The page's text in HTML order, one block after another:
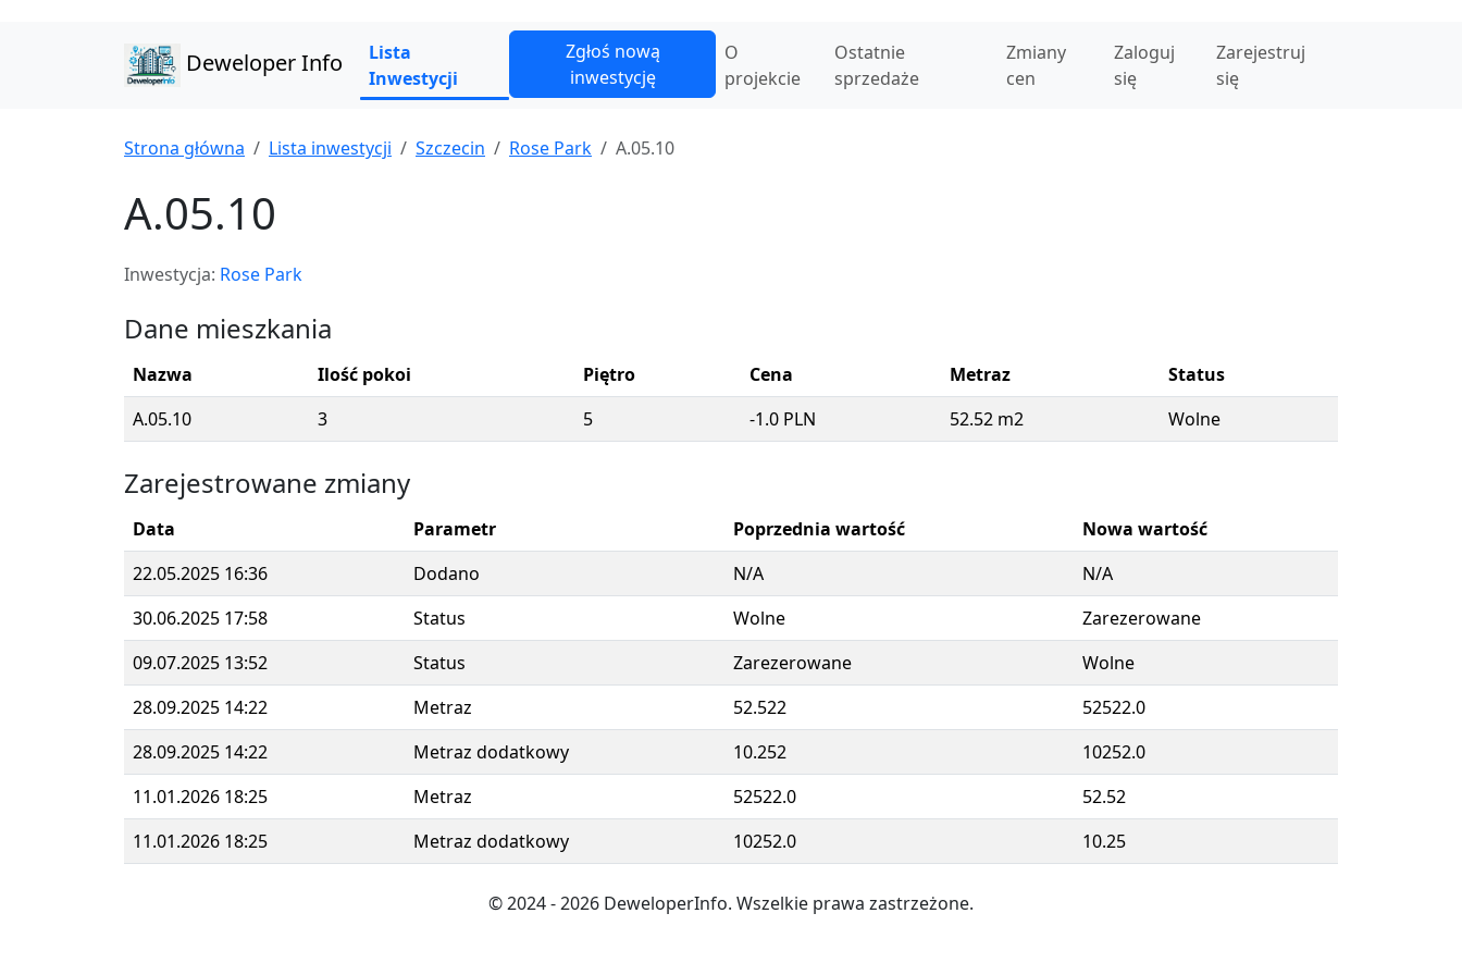
Deweloper Info
Lista
Inwestycji
Zgłoś nową
inwestycję
O
projekcie
Ostatnie
sprzedaże
Zmiany
cen
Zaloguj
się
Zarejestruj
się
Strona główna Lista inwestycji Szczecin Rose Park A.05.10
A.05.10
Inwestycja: Rose Park
Dane mieszkania
Nazwa Ilość pokoi Piętro Cena Metraz
Status
A.05.10
3 5 -1.0 PLN 52.52 m2 Wolne
Zarejestrowane zmiany
Data Parametr Poprzednia wartość
Nowa wartość
22.05.2025 16:36
Dodano N/A
N/A
30.06.2025 17:58
Status Wolne
Zarezerowane
09.07.2025 13:52
Status Zarezerowane
Wolne
28.09.2025 14:22
Metraz 52.522
52522.0
28.09.2025 14:22
Metraz dodatkowy 10.252
10252.0
11.01.2026 18:25
Metraz 52522.0
52.52
11.01.2026 18:25
Metraz dodatkowy 10252.0 10.25
© 2024- 2026 DeweloperInfo. Wszelkie prawa zastrzeżone.